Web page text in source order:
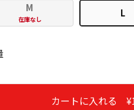
M
在庫なし
L
カートに入れる